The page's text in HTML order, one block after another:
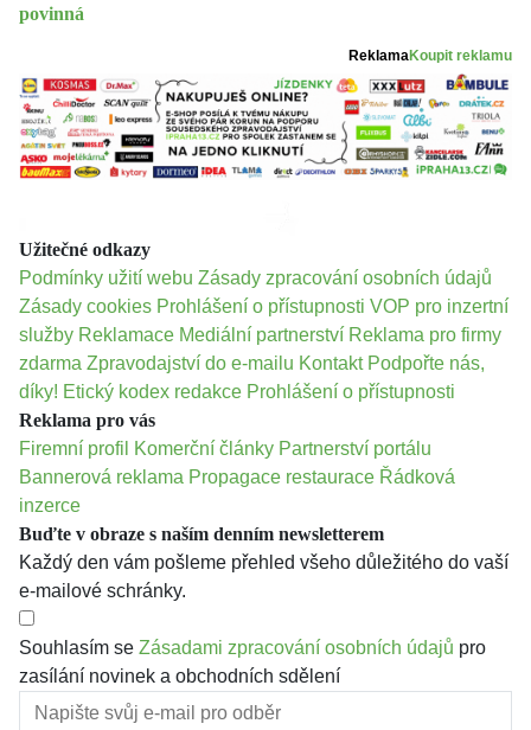
povinná
ReklamaKoupit reklamu
Užitečné odkazy
Podmínky užití webu Zásady zpracování osobních údajů
Zásady cookies Prohlášení o přístupnosti VOP pro inzertní
služby Reklamace Mediální partnerství Reklama pro firmy
zdarma Zpravodajství do e-mailu Kontakt Podpořte nás,
díky! Etický kodex redakce Prohlášení o přístupnosti
Reklama pro vás
Firemní profil
Komerční články Partnerství portálu
Bannerová reklama Propagace restaurace Řádková
inzerce
Buďte v obraze s naším denním newsletterem
Každý den vám pošleme přehled všeho důležitého do vaší
e-mailové schránky.
Souhlasím se Zásadami zpracování osobních údajů pro
zasílání novinek a obchodních sdělení